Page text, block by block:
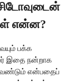
என்ன?
பக்க
இதை நன்றாக
என்பதைப்